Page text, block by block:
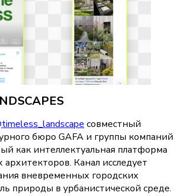
совместный
бюро GAFA и группы компаний
как интеллектуальная платформа
Канал исследует
вневременных городских
природы в урбанистической среде.